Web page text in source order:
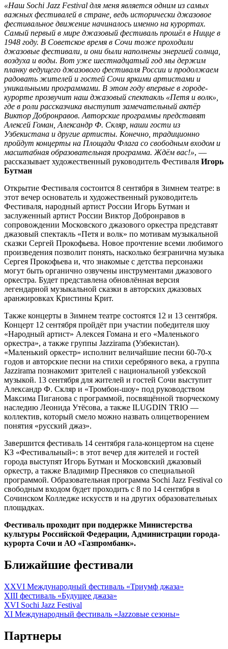
«Наш Sochi Jazz Festival для меня является одним из самых
важных фестивалей в стране, ведь исторически джазовое
фестивальное движение начиналось именно на курортах.
Самый первый в мире джазовый фестиваль прошёл в Ницце в
1948 году. В Советское время в Сочи тоже проходили
джазовые фестивали, и они были наполнены энергией солнца,
воздуха и воды. Вот уже шестнадцатый год мы держим
планку ведущего джазового фестиваля России и продолжаем
радовать жителей и гостей Сочи яркими артистами и
уникальными программами. В этом году впервые в городе-
курорте прозвучит наш джазовый спектакль «Петя и волк»,
где в роли рассказчика выступит замечательный актёр
Виктор Добронравов. Авторские программы представят
Алексей Гоман, Александр Ф. Скляр, наши гости из
Узбекистана и другие артисты. Конечно, традиционно
пройдут концерты на Площади Флага со свободным входом и
масштабная образовательная программа. Ждём вас!», —
рассказывает художественный руководитель Фестиваля Игорь
Бутман
Открытие Фестиваля состоится 8 сентября в Зимнем театре: в
этот вечер основатель и художественный руководитель
Фестиваля, народный артист России Игорь Бутман и
заслуженный артист России Виктор Добронравов в
сопровождении Московского джазового оркестра представят
джазовый спектакль «Петя и волк» по мотивам музыкальной
сказки Сергей Прокофьева. Новое прочтение всеми любимого
произведения позволит понять, насколько безгранична музыка
Сергея Прокофьева и, что знакомые с детства персонажи
могут быть органично озвучены инструментами джазового
оркестра. Будет представлена обновлённая версия
легендарной музыкальной сказки в авторских джазовых
аранжировках Кристины Крит.
Также концерты в Зимнем театре состоятся 12 и 13 сентября.
Концерт 12 сентября пройдёт при участии победителя шоу
«Народный артист» Алексея Гомана и его «Маленького
оркестра», а также группы Jazzirama (Узбекистан).
«Маленький оркестр» исполнит величайшие песни 60-70-х
годов и авторские песни на стихи серебряного века, а группа
Jazzirama познакомит зрителей с национальной узбекской
музыкой. 13 сентября для жителей и гостей Сочи выступит
Александр Ф. Скляр и «Тромбон-шоу» под руководством
Максима Пиганова с программой, посвящённой творческому
наследию Леонида Утёсова, а также ILUGDIN TRIO —
коллектив, который смело можно назвать олицетворением
понятия «русский джаз».
Завершится фестиваль 14 сентября гала-концертом на сцене
КЗ «Фестивальный»: в этот вечер для жителей и гостей
города выступят Игорь Бутман и Московский джазовый
оркестр, а также Владимир Пресняков со специальной
программой. Образовательная программа Sochi Jazz Festival со
свободным входом будет проходить с 8 по 14 сентября в
Сочинском Колледже искусств и на других образовательных
площадках.
Фестиваль проходит при поддержке Министерства
культуры Российской Федерации, Администрации города-
курорта Сочи и АО «Газпромбанк».
Ближайшие фестивали
XXVI Международный фестиваль «Триумф джаза»
XIII фестиваль «Будущее джаза»
XVI Sochi Jazz Festival
XI Международный фестиваль «Jazzовые сезоны»
Партнеры